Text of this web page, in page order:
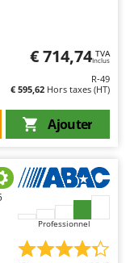
€ 714,74 TVA
Inclus
R-49
€ 595,62 Hors taxes (HT)
Ajouter
Professionnel